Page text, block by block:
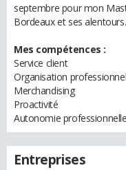
septembre pour mon
Bordeaux et ses alentours.
Mes compétences :
Service client
Organisation
Merchandising
Proactivité
Autonomie professionnelle
Entreprises